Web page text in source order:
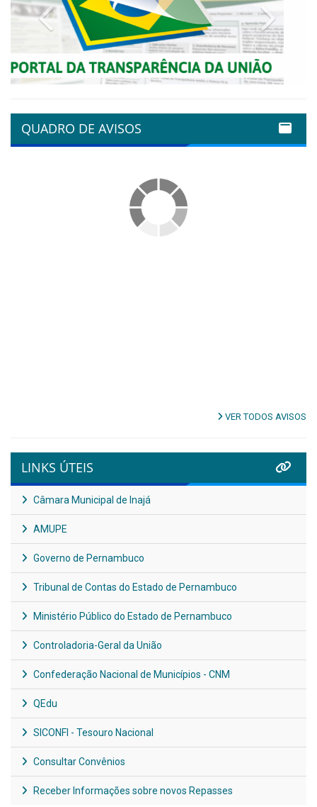
Previous
QUADRO DE AVISOS
VER TODOS AVISOS
LINKS ÚTEIS
Câmara Municipal de Inajá
AMUPE
Governo de Pernambuco
Tribunal de Contas do Estado de Pernambuco
Ministério Público do Estado de Pernambuco
Controladoria-Geral da União
Confederação Nacional de Municípios - CNM
QEdu
SICONFI - Tesouro Nacional
Consultar Convênios
Receber Informações sobre novos Repasses